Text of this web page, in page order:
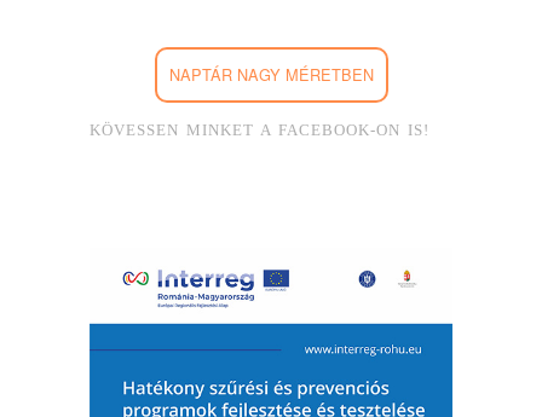
NAPTÁR NAGY MÉRETBEN
KÖVESSEN MINKET A FACEBOOK-ON IS!